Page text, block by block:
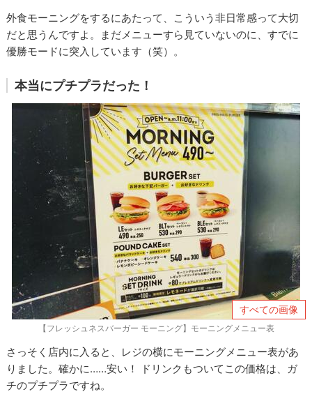
外食モーニングをするにあたって、こういう非日常感って大切
だと思うんですよ。まだメニューすら見ていないのに、すでに
優勝モードに突入しています（笑）。
本当にプチプラだった！
すべての画像
【フレッシュネスバーガー モーニング】モーニングメニュー表
さっそく店内に入ると、レジの横にモーニングメニュー表があ
りました。確かに……安い！ ドリンクもついてこの価格は、ガ
チのプチプラですね。